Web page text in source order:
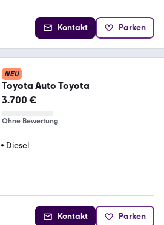
Kontakt Parken
NEU
Toyota Auto Toyota
3.700 €
Ohne Bewertung
• Diesel
Kontakt Parken